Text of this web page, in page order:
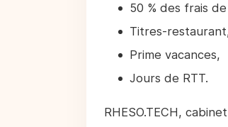
50 % des frais
Titres-
Prime vacances,
Jours de RTT.
RHESO.TECH,